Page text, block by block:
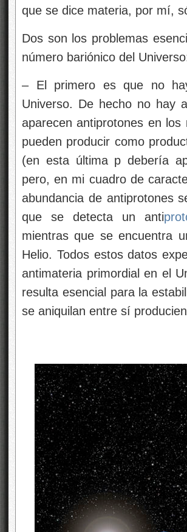
que se dice materia, por mí,
Dos son los problemas
número bariónico del
– El primero es que no
Universo. De hecho no hay
aparecen antiprotones en
pueden producir como
(en esta última p debería
pero, en mi cuadro de
abundancia de antiprotones
que se detecta un anti
mientras que se encuentra
Helio. Todos estos datos
antimateria primordial en el
resulta esencial para la
se aniquilan entre sí